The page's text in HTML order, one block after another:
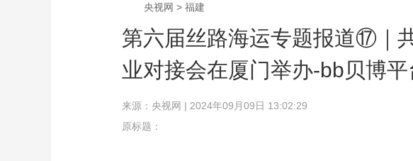
央视网 > 福建
第六届丝路海运专题报道⑰｜
业对接会在厦门举办-bb贝博
来源：央视网 | 2024年09月09日 13:02:29
原标题：